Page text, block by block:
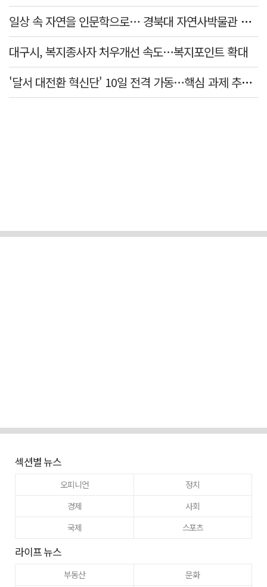
일상 속 자연을 인문학으로… 경북대 자연사박물관 특강 개최
대구시, 복지종사자 처우개선 속도…복지포인트 확대
'달서 대전환 혁신단' 10일 전격 가동…핵심 과제 추진 컨트롤타워 역할
섹션별 뉴스
오피니언
정치
경제
사회
국제
스포츠
라이프 뉴스
부동산 문화